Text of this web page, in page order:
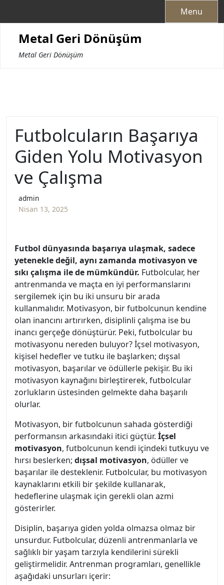
Menu
Metal Geri Dönüşüm
Metal Geri Dönüşüm
Futbolcuların Başarıya
Giden Yolu Motivasyon
ve Çalışma
admin
Nisan 13, 2025
Futbol dünyasında başarıya ulaşmak, sadece
yetenekle değil, aynı zamanda motivasyon ve
sıkı çalışma ile de mümkündür. Futbolcular, her
antrenmanda ve maçta en iyi performanslarını
sergilemek için bu iki unsuru bir arada
kullanmalıdır. Motivasyon, bir futbolcunun kendine
olan inancını artırırken, disiplinli çalışma ise bu
inancı gerçeğe dönüştürür. Peki, futbolcular bu
motivasyonu nereden buluyor? İçsel motivasyon,
kişisel hedefler ve tutku ile başlarken; dışsal
motivasyon, başarılar ve ödüllerle pekişir. Bu iki
motivasyon kaynağını birleştirerek, futbolcular
zorlukların üstesinden gelmekte daha başarılı
olurlar.
Motivasyon, bir futbolcunun sahada gösterdiği
performansın arkasındaki itici güçtür. İçsel
motivasyon, futbolcunun kendi içindeki tutkuyu ve
hırsı beslerken; dışsal motivasyon, ödüller ve
başarılar ile desteklenir. Futbolcular, bu motivasyon
kaynaklarını etkili bir şekilde kullanarak,
hedeflerine ulaşmak için gerekli olan azmi
gösterirler.
Disiplin, başarıya giden yolda olmazsa olmaz bir
unsurdur. Futbolcular, düzenli antrenmanlarla ve
sağlıklı bir yaşam tarzıyla kendilerini sürekli
geliştirmelidir. Antrenman programları, genellikle
aşağıdaki unsurları içerir: